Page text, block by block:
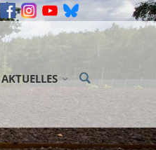
AKTUELLES
MELDUNGEN
VERANSTALTUNGEN
NEWSLETTER